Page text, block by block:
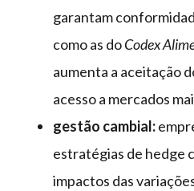
garantam
como as doCodex
aumenta a aceitação
acesso a mercados
gestão cambial:
estratégias de hedge
impactos das